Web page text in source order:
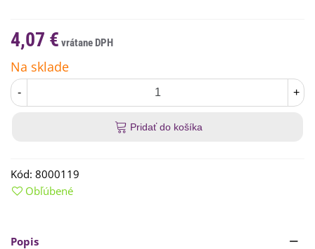
4,07 €
Na sklade
- +
Pridať do košíka
Kód: 8000119
Obľúbené
Popis